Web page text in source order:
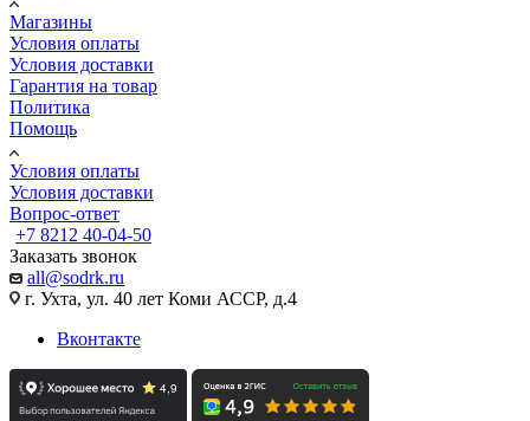
Магазины
Условия оплаты
Условия доставки
Гарантия на товар
Политика
Помощь
Условия оплаты
Условия доставки
Вопрос-ответ
+7 8212 40-04-50
Заказать звонок
all@sodrk.ru
г. Ухта, ул. 40 лет Коми АССР, д.4
Вконтакте